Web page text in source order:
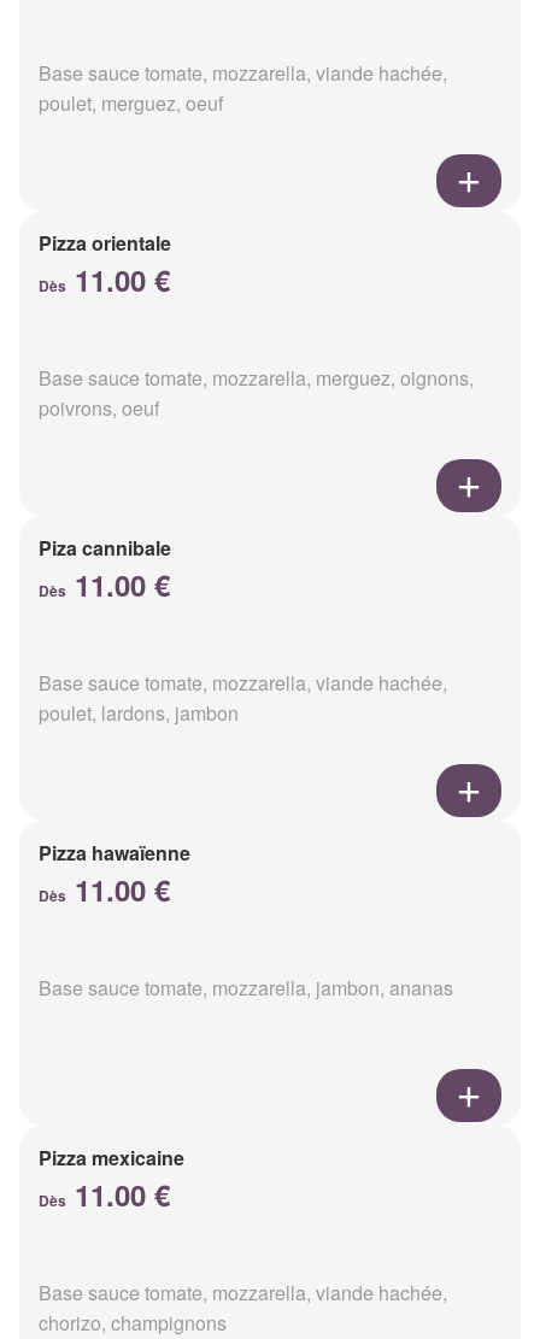
Base sauce tomate, mozzarella, viande hachée,
poulet, merguez, oeuf
Pizza orientale
Dès 11.00 €
Base sauce tomate, mozzarella, merguez, oignons,
poivrons, oeuf
Piza cannibale
Dès 11.00 €
Base sauce tomate, mozzarella, viande hachée,
poulet, lardons, jambon
Pizza hawaïenne
Dès 11.00 €
Base sauce tomate, mozzarella, jambon, ananas
Pizza mexicaine
Dès 11.00 €
Base sauce tomate, mozzarella, viande hachée,
chorizo, champignons